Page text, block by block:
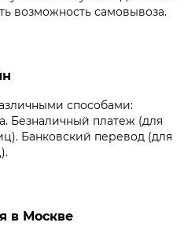
возможность самовывоза.
способами:
Безналичный платеж (для
Банковский перевод (для
в Москве